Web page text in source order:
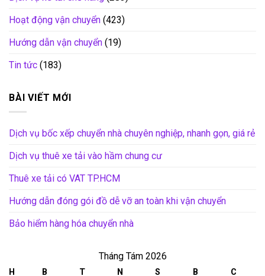
Hoạt động vận chuyển (423)
Hướng dẫn vận chuyển (19)
Tin tức (183)
BÀI VIẾT MỚI
Dịch vụ bốc xếp chuyển nhà chuyên nghiệp, nhanh gọn, giá rẻ
Dịch vụ thuê xe tải vào hầm chung cư
Thuê xe tải có VAT TP.HCM
Hướng dẫn đóng gói đồ dễ vỡ an toàn khi vận chuyển
Bảo hiểm hàng hóa chuyển nhà
Tháng Tám 2026
H B T N S B
C